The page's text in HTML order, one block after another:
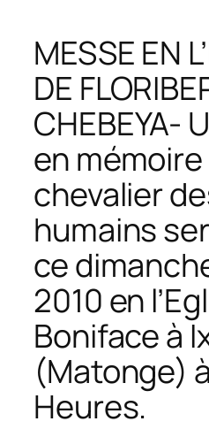
MESSE EN
DE
CHEBEYA-
en
chevalier
humains
ce
2010 en
Boniface à
(Matonge)
Heures.